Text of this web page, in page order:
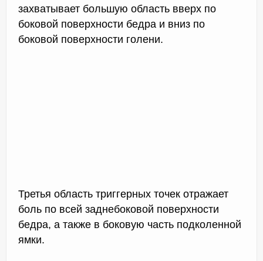
захватывает большую область вверх по
боковой поверхности бедра и вниз по
боковой поверхности голени.
Третья область триггерных точек отражает
боль по всей заднебоковой поверхности
бедра, а также в боковую часть подколенной
ямки.